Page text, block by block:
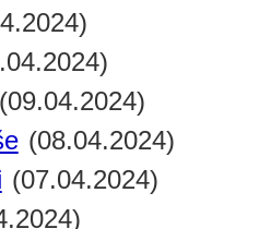
(09.04.2024)
(08.04.2024)
(07.04.2024)